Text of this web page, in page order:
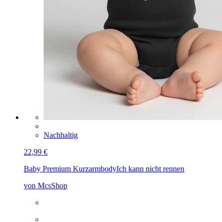
Nachhaltig
22,99 €
Baby Premium KurzarmbodyIch kann nicht rennen
von McsShop